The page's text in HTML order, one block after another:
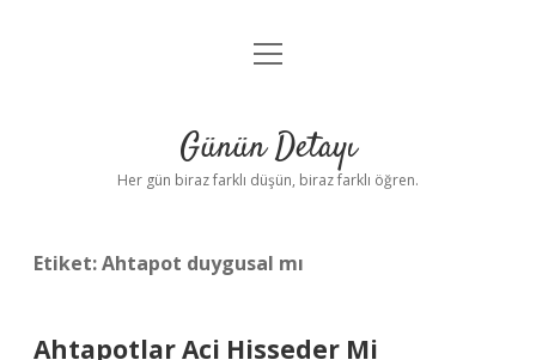
Anasayfa
Yasal Uyarı
menüyü
Günün Detayı
Her gün biraz farklı düşün, biraz farklı öğren.
Etiket:Ahtapot duygusal mı
Ahtapotlar Aci Hisseder Mi